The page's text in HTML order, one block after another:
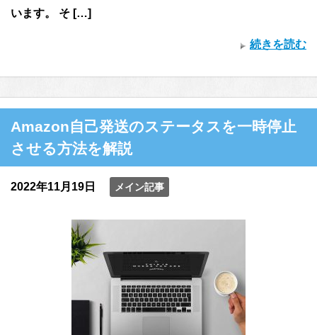
います。 そ […]
続きを読む
Amazon自己発送のステータスを一時停止
させる方法を解説
2022年11月19日 メイン記事